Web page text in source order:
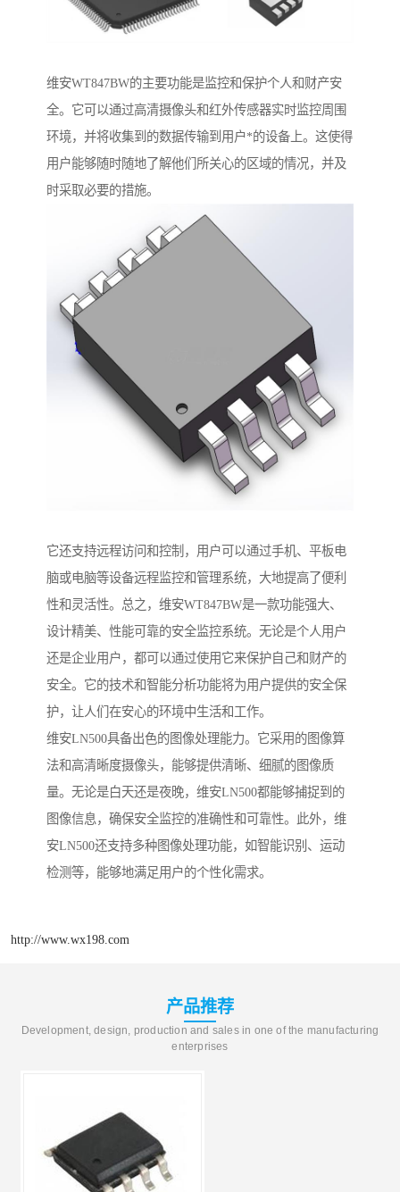
维安WT847BW的主要功能是监控和保护个人和财产安
全。它可以通过高清摄像头和红外传感器实时监控周围
环境，并将收集到的数据传输到用户*的设备上。这使得
用户能够随时随地了解他们所关心的区域的情况，并及
时采取必要的措施。
它还支持远程访问和控制，用户可以通过手机、平板电
脑或电脑等设备远程监控和管理系统，大地提高了便利
性和灵活性。总之，维安WT847BW是一款功能强大、
设计精美、性能可靠的安全监控系统。无论是个人用户
还是企业用户，都可以通过使用它来保护自己和财产的
安全。它的技术和智能分析功能将为用户提供的安全保
护，让人们在安心的环境中生活和工作。
维安LN500具备出色的图像处理能力。它采用的图像算
法和高清晰度摄像头，能够提供清晰、细腻的图像质
量。无论是白天还是夜晚，维安LN500都能够捕捉到的
图像信息，确保安全监控的准确性和可靠性。此外，维
安LN500还支持多种图像处理功能，如智能识别、运动
检测等，能够地满足用户的个性化需求。
http://www.wx198.com
产品推荐
Development, design, production and sales in one of the manufacturing
enterprises